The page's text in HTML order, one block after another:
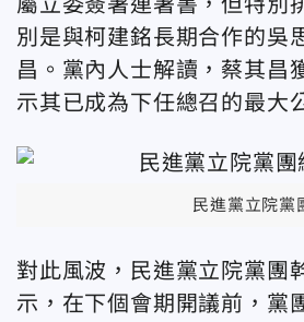
別是與柯建銘長期合作的吳
昌。黨內人士解讀，蔡其昌
示其已成為下任總召的最大
民進黨立院黨
對此風波，民進黨立院黨團
示，在下個會期開議前，黨